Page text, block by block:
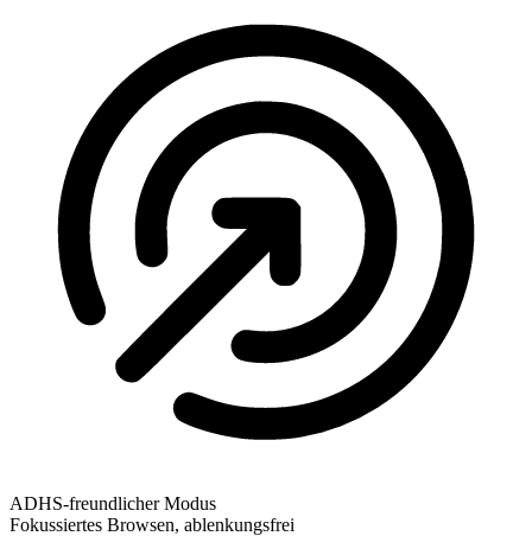
ADHS-freundlicher Modus
Fokussiertes Browsen, ablenkungsfrei